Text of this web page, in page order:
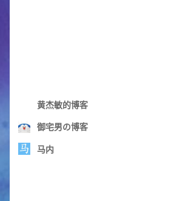
黄杰敏的博客
御宅男の博客
马内